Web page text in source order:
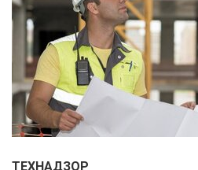
ТЕХНАДЗОР